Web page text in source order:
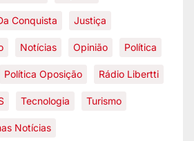
Conquista Justiça
Notícias Opinião Política
Política Oposição Rádio Libertti
Tecnologia Turismo
Notícias